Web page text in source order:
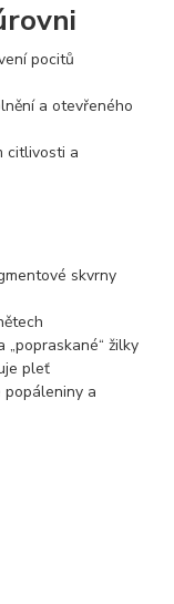
pocitů
a otevřeného
citlivosti a
skvrny
žilky
pleť
popáleniny a